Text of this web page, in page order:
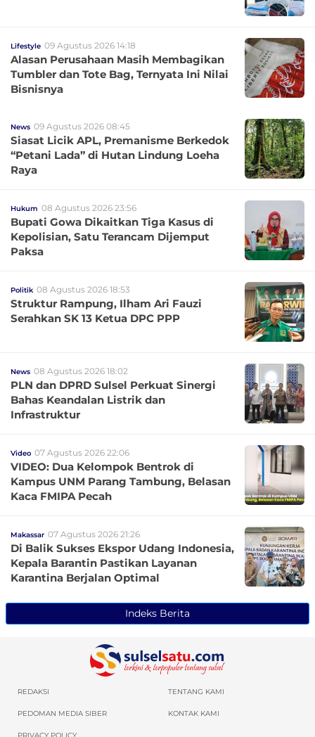
Lifestyle 09 Agustus 2026 14:18
Alasan Perusahaan Masih Membagikan
Tumbler dan Tote Bag, Ternyata Ini Nilai
Bisnisnya
News 09 Agustus 2026 08:45
Siasat Licik APL, Premanisme Berkedok
“Petani Lada” di Hutan Lindung Loeha
Raya
Hukum 08 Agustus 2026 23:56
Bupati Gowa Dikaitkan Tiga Kasus di
Kepolisian, Satu Terancam Dijemput
Paksa
Politik 08 Agustus 2026 18:53
Struktur Rampung, Ilham Ari Fauzi
Serahkan SK 13 Ketua DPC PPP
News 08 Agustus 2026 18:02
PLN dan DPRD Sulsel Perkuat Sinergi
Bahas Keandalan Listrik dan
Infrastruktur
Video 07 Agustus 2026 22:06
VIDEO: Dua Kelompok Bentrok di
Kampus UNM Parang Tambung, Belasan
Kaca FMIPA Pecah
Makassar 07 Agustus 2026 21:26
Di Balik Sukses Ekspor Udang Indonesia,
Kepala Barantin Pastikan Layanan
Karantina Berjalan Optimal
Indeks Berita
REDAKSI TENTANG KAMI
PEDOMAN MEDIA SIBER KONTAK KAMI